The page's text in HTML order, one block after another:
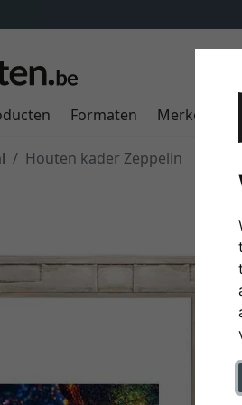
Formaten Merken
Houten kader Zeppelin